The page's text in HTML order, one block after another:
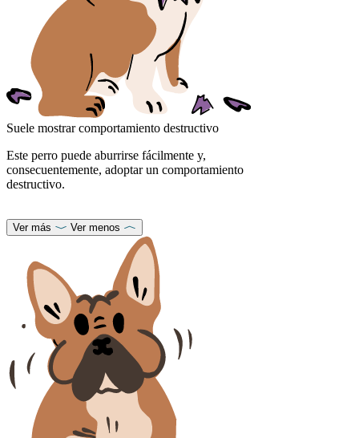
Suele mostrar comportamiento destructivo
Este perro puede aburrirse fácilmente y,
consecuentemente, adoptar un comportamiento
destructivo.
Ver más Ver menos